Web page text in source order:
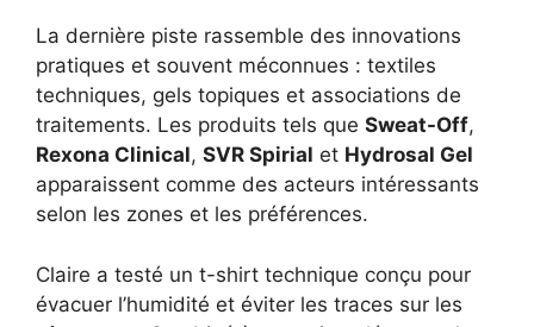
La dernière piste rassemble des innovations
pratiques et souvent méconnues : textiles
techniques, gels topiques et associations de
traitements. Les produits tels que Sweat-Off,
Rexona Clinical, SVR Spirial et Hydrosal Gel
apparaissent comme des acteurs intéressants
selon les zones et les préférences.
Claire a testé un t-shirt technique conçu pour
évacuer l’humidité et éviter les traces sur les